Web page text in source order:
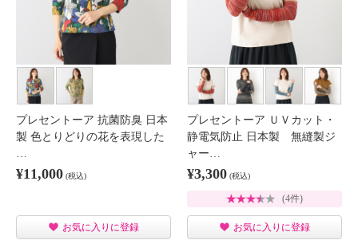
プレセントーア 抗菌防臭 日本
製 色とりどりの花を表現した
¥11,000 (税込)
お気に入りに登録
プレセントーア ＵＶカット・
静電気防止 日本製 無縫製ジ
ャー…
¥3,300 (税込)
(4件)
お気に入りに登録